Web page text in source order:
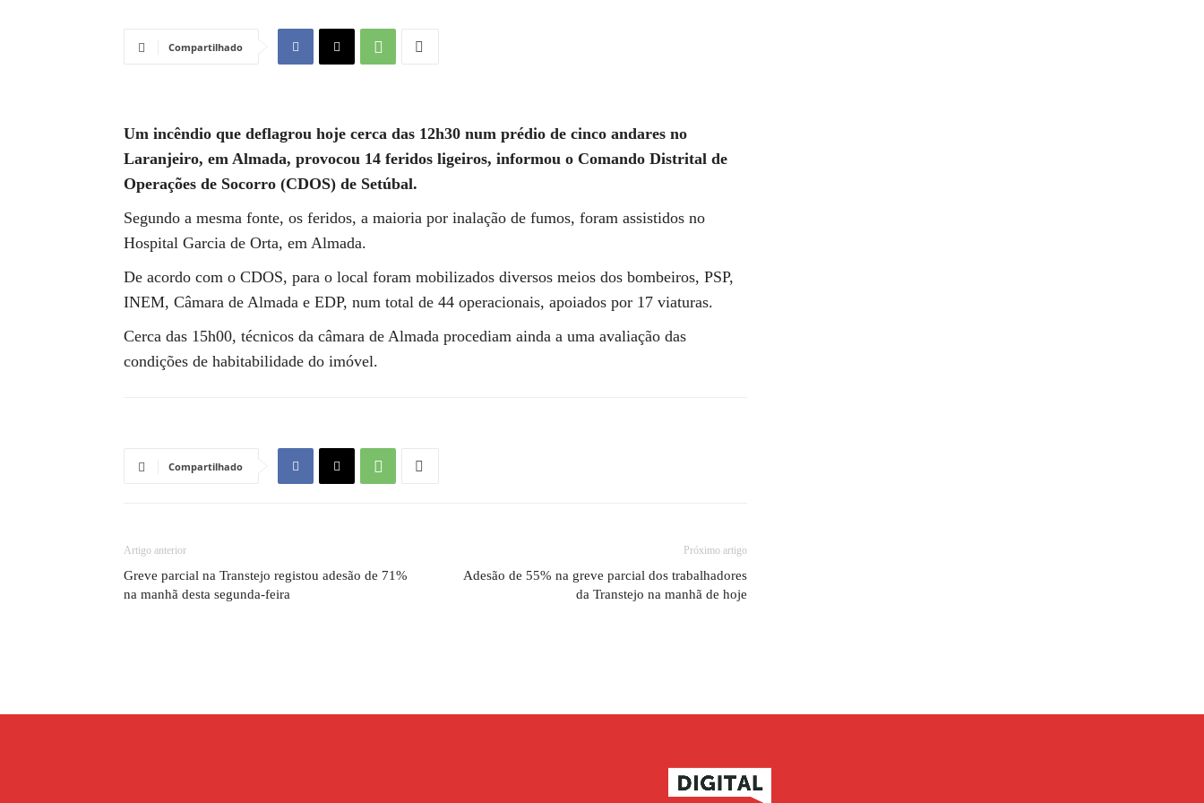
Compartilhado
Um incêndio que deflagrou hoje cerca das 12h30 num prédio de cinco andares no
Laranjeiro, em Almada, provocou 14 feridos ligeiros, informou o Comando Distrital de
Operações de Socorro (CDOS) de Setúbal.
Segundo a mesma fonte, os feridos, a maioria por inalação de fumos, foram assistidos no
Hospital Garcia de Orta, em Almada.
De acordo com o CDOS, para o local foram mobilizados diversos meios dos bombeiros, PSP,
INEM, Câmara de Almada e EDP, num total de 44 operacionais, apoiados por 17 viaturas.
Cerca das 15h00, técnicos da câmara de Almada procediam ainda a uma avaliação das
condições de habitabilidade do imóvel.
Compartilhado
Artigo anterior
Greve parcial na Transtejo registou adesão de 71%
na manhã desta segunda-feira
Próximo artigo
Adesão de 55% na greve parcial dos trabalhadores
da Transtejo na manhã de hoje